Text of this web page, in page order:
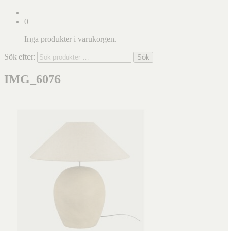
0
Inga produkter i varukorgen.
Sök efter: Sök
IMG_6076